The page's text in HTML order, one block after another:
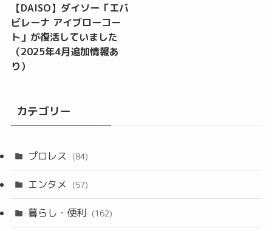
【DAISO】ダイソー「エバ
ビレーナ アイブローコー
ト」が復活していました
（2025年4月追加情報あ
り）
カテゴリー
プロレス (84)
エンタメ (57)
暮らし・便利 (162)